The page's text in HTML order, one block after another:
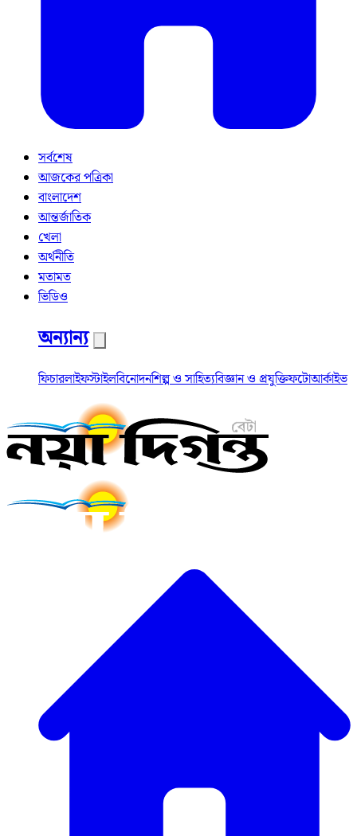
সর্বশেষ
আজকের পত্রিকা
বাংলাদেশ
আন্তর্জাতিক
খেলা
অর্থনীতি
মতামত
ভিডিও
অন্যান্য
ফিচারলাইফস্টাইলবিনোদনশিল্প ও সাহিত্যবিজ্ঞান ও প্রযুক্তিফটোআর্কাইভ